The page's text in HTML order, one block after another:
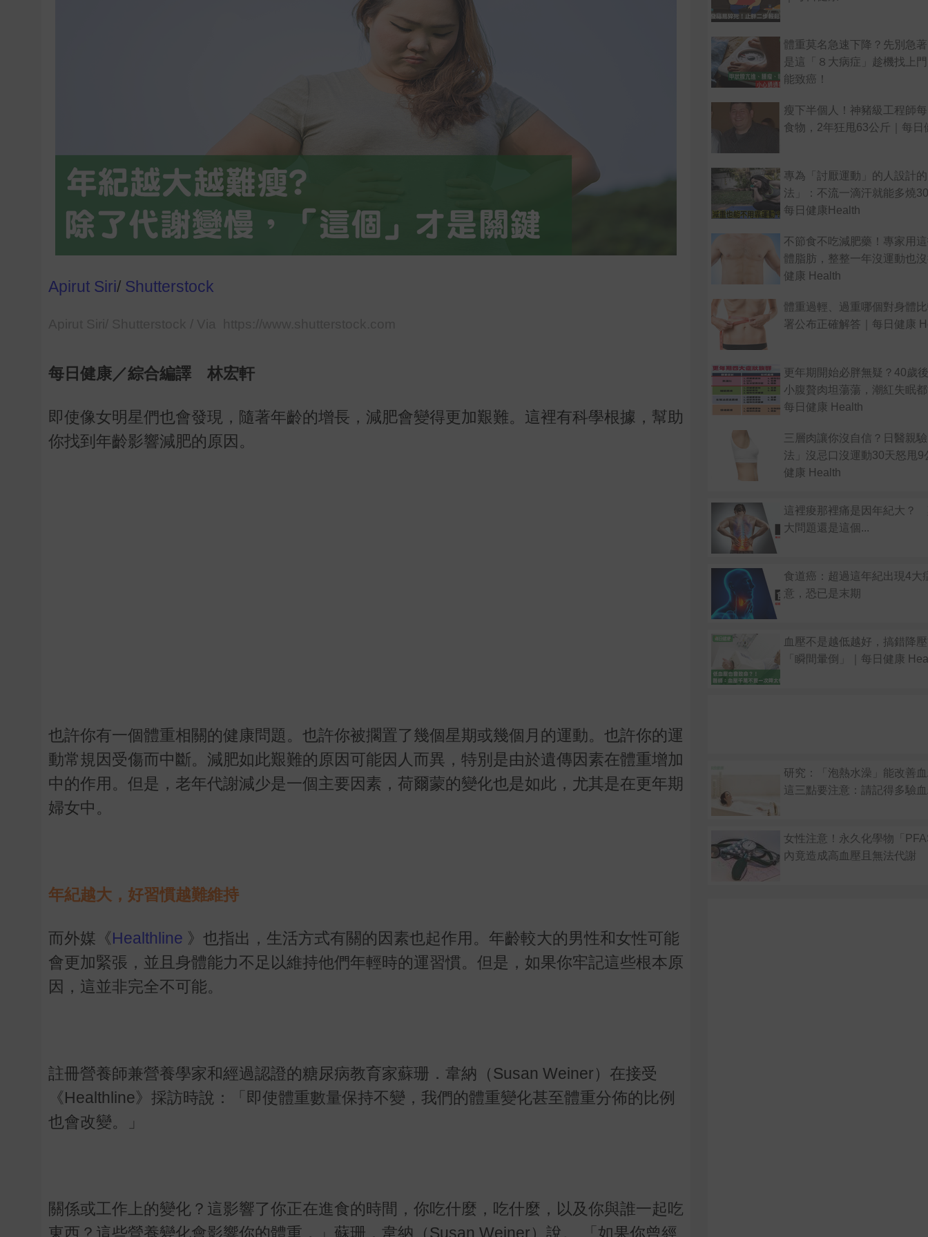
Apirut Siri/ Shutterstock
每日健康／綜合編譯 林宏軒
即使像女明星們也會發現，隨著年齡的增長，減肥會變得更加艱難。這裡有科學根據，幫助
你找到年齡影響減肥的原因。
也許你有一個體重相關的健康問題。也許你被擱置了幾個星期或幾個月的運動。也許你的運
動常規因受傷而中斷。減肥如此艱難的原因可能因人而異，特別是由於遺傳因素在體重增加
中的作用。但是，老年代謝減少是一個主要因素，荷爾蒙的變化也是如此，尤其是在更年期
婦女中。
年紀越大，好習慣越難維持
而外媒《Healthline 》也指出，生活方式有關的因素也起作用。年齡較大的男性和女性可能
會更加緊張，並且身體能力不足以維持他們年輕時的運習慣。但是，如果你牢記這些根本原
因，這並非完全不可能。
註冊營養師兼營養學家和經過認證的糖尿病教育家蘇珊．韋納（Susan Weiner）在接受
《Healthline》採訪時說：「即使體重數量保持不變，我們的體重變化甚至體重分佈的比例
也會改變。」
關係或工作上的變化？這影響了你正在進食的時間，你吃什麼，吃什麼，以及你與誰一起吃
東西？這些營養變化會影響你的體重，」蘇珊．韋納（Susan Weiner）說。 「如果你曾經
體重莫名急速下降？先別急
是這「８大病症」趁機找上
能致癌！
瘦下半個人！神豬級工程師
食物，2年狂甩63公斤｜每日
專為「討厭運動」的人設計
法」：不流一滴汗就能多燒
每日健康Health
不節食不吃減肥藥！專家用
體脂肪，整整一年沒運動也
健康 Health
體重過輕、過重哪個對身體
署公布正確解答｜每日健康
更年期開始必胖無疑？40歲
小腹贅肉坦蕩蕩，潮紅失眠
每日健康 Health
三層肉讓你沒自信？日醫親
法」沒忌口沒運動30天怒甩9
健康 Health
這裡痠那裡痛是因年紀大？
大問題還是這個...
食道癌：超過這年紀出現4大
意，恐已是末期
血壓不是越低越好，搞錯降
「瞬間暈倒」｜每日健康
研究：「泡熱水澡」能改善
這三點要注意：請記得多驗
女性注意！永久化學物「
內竟造成高血壓且無法代謝